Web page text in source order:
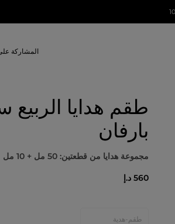
المشاركة
طقم هدايا الربيع
بارفان
مجموعة هدايا من قطعتين: 50 مل + 10 مل
560 د.إ
طقم-هدية